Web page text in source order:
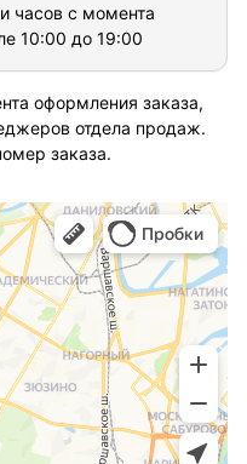
часов с момента
10:00 до 19:00
оформления заказа,
отдела продаж.
заказа.